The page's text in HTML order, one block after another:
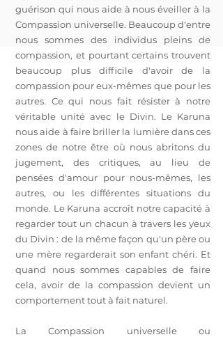
guérison qui nous aide à nous éveiller à la
Compassion universelle. Beaucoup d'entre
nous sommes des individus pleins de
compassion, et pourtant certains trouvent
beaucoup plus difficile d'avoir de la
compassion pour eux-mêmes que pour les
autres. Ce qui nous fait résister à notre
véritable unité avec le Divin. Le Karuna
nous aide à faire briller la lumière dans ces
zones de notre être où nous abritons du
jugement, des critiques, au lieu de
pensées d'amour pour nous-mêmes, les
autres, ou les différentes situations du
monde. Le Karuna accroît notre capacité à
regarder tout un chacun à travers les yeux
du Divin : de la même façon qu'un père ou
une mère regarderait son enfant chéri. Et
quand nous sommes capables de faire
cela, avoir de la compassion devient un
comportement tout à fait naturel.
La Compassion universelle ou